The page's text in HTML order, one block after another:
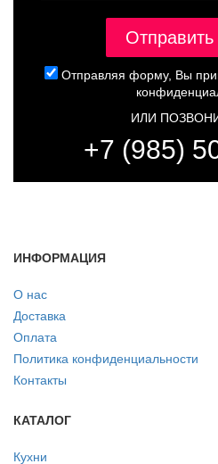
Отправляя форму, Вы
ИЛИ
+7 (985)
ИНФОРМАЦИЯ
О нас
Доставка
Оплата
Политика конфиденциальности
Контакты
КАТАЛОГ
Кухни